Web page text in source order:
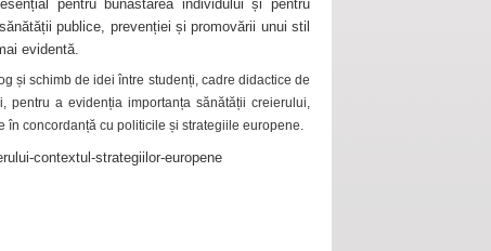
pentru bunăstarea individului și pentru
publice, prevenției și promovării unui stil
evidentă.
și schimb de idei între studenți, cadre didactice de
pentru a evidenția importanța sănătății creierului,
în concordanță cu politicile și strategiile europene.
contextul-strategiilor-europene